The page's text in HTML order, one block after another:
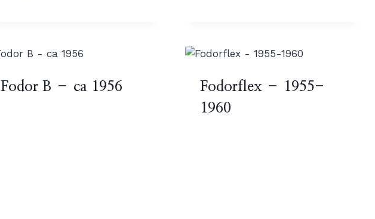
Fodor B – ca 1956
Fodorflex – 1955-
1960